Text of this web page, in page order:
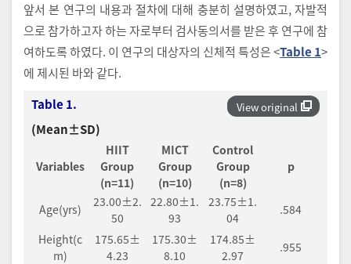
앞서 본 연구의 내용과 절차에 대해 충분히 설명하였고, 자발적
으로 참가하고자 하는 자로부터 검사동의서를 받은 후 연구에 참
여하도록 하였다. 이 연구의 대상자의 신체적 특성은 <Table 1>
에 제시된 바와 같다.
View original
Table 1.
(Mean±SD)
Variables
HIIT
Group
(n=11)
MICT
Group
(n=10)
Control
Group
(n=8)
p
Age(yrs)
23.00±2.
50
22.80±1.
93
23.75±1.
04
.584
Height(c
m)
175.65±
4.23
175.30±
8.10
174.85±
2.97
.955